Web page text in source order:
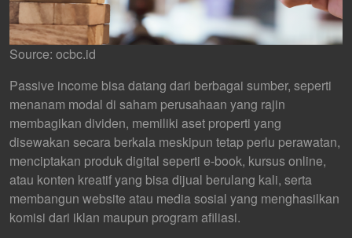
Source: ocbc.id
Passive income bisa datang dari berbagai sumber, seperti
menanam modal di saham perusahaan yang rajin
membagikan dividen, memiliki aset properti yang
disewakan secara berkala meskipun tetap perlu perawatan,
menciptakan produk digital seperti e-book, kursus online,
atau konten kreatif yang bisa dijual berulang kali, serta
membangun website atau media sosial yang menghasilkan
komisi dari iklan maupun program afiliasi.